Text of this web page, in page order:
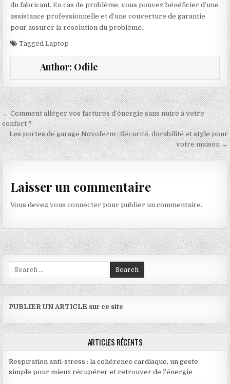
du fabricant. En cas de problème, vous pouvez bénéficier d’une
assistance professionnelle et d’une couverture de garantie
pour assurer la résolution du problème.
TaggedLaptop
Author: Odile
Navigation de l’article
← Comment alléger vos factures d’énergie sans nuire à votre
confort ?
Les portes de garage Novoferm : Sécurité, durabilité et style pour
votre maison →
Laisser un commentaire
Vous devezvous connecter pour publier un commentaire.
Search for:
PUBLIER UN ARTICLE sur ce site
ARTICLES RÉCENTS
Respiration anti-stress : la cohérence cardiaque, un geste
simple pour mieux récupérer et retrouver de l’énergie